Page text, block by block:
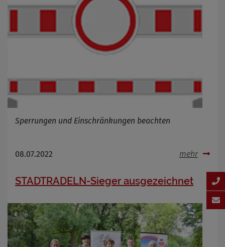
Sperrungen und Einschränkungen beachten
08.07.2022 mehr
STADTRADELN-Sieger ausgezeichnet